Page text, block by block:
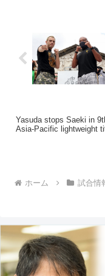
Yasuda stops Saeki in
Asia-Pacific lightweight
ホーム 試合情